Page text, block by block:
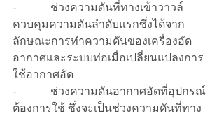
-            ช่วงความดันที่ทางเข้าวาวล์
ควบคุมความดันลำดับแรกซึ่งได้จาก
ลักษณะการทำความดันของเครื่องอัด
อากาศและระบบท่อเมื่อเปลี่ยนแปลงการ
ใช้อากาศอัด
-            ช่วงความดันอากาศอัดที่อุปกรณ์
ต้องการใช้ ซึ่งจะเป็นช่วงความดันที่ทาง